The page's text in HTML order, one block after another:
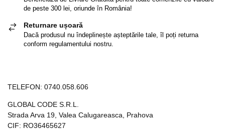
de peste 300 lei, oriunde în România!
Returnare ușoară
Dacă produsul nu îndeplinește așteptările tale, îl poți returna
conform regulamentului nostru.
TELEFON: 0740.058.606
GLOBAL CODE S.R.L.
Strada Arva 19, Valea Calugareasca, Prahova
CIF: RO36465627